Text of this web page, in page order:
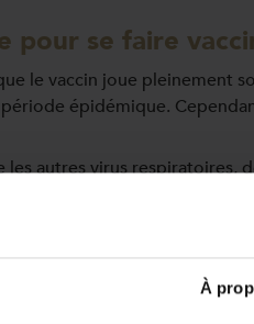
À
se faire
le vaccin joue pleinement
épidémique.
autres virus respiratoires,